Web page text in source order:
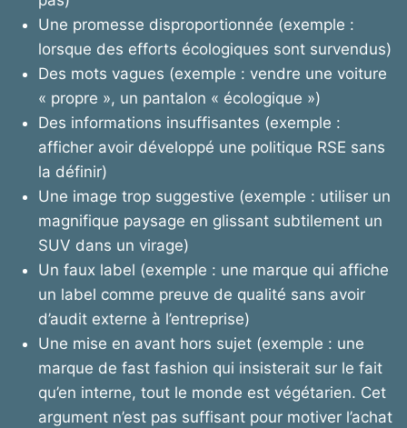
Une promesse disproportionnée (exemple :
lorsque des efforts écologiques sont survendus)
Des mots vagues (exemple : vendre une voiture
« propre », un pantalon « écologique »)
Des informations insuffisantes (exemple :
afficher avoir développé une politique RSE sans
la définir)
Une image trop suggestive (exemple : utiliser un
magnifique paysage en glissant subtilement un
SUV dans un virage)
Un faux label (exemple : une marque qui affiche
un label comme preuve de qualité sans avoir
d’audit externe à l’entreprise)
Une mise en avant hors sujet (exemple : une
marque de fast fashion qui insisterait sur le fait
qu’en interne, tout le monde est végétarien. Cet
argument n’est pas suffisant pour motiver l’achat